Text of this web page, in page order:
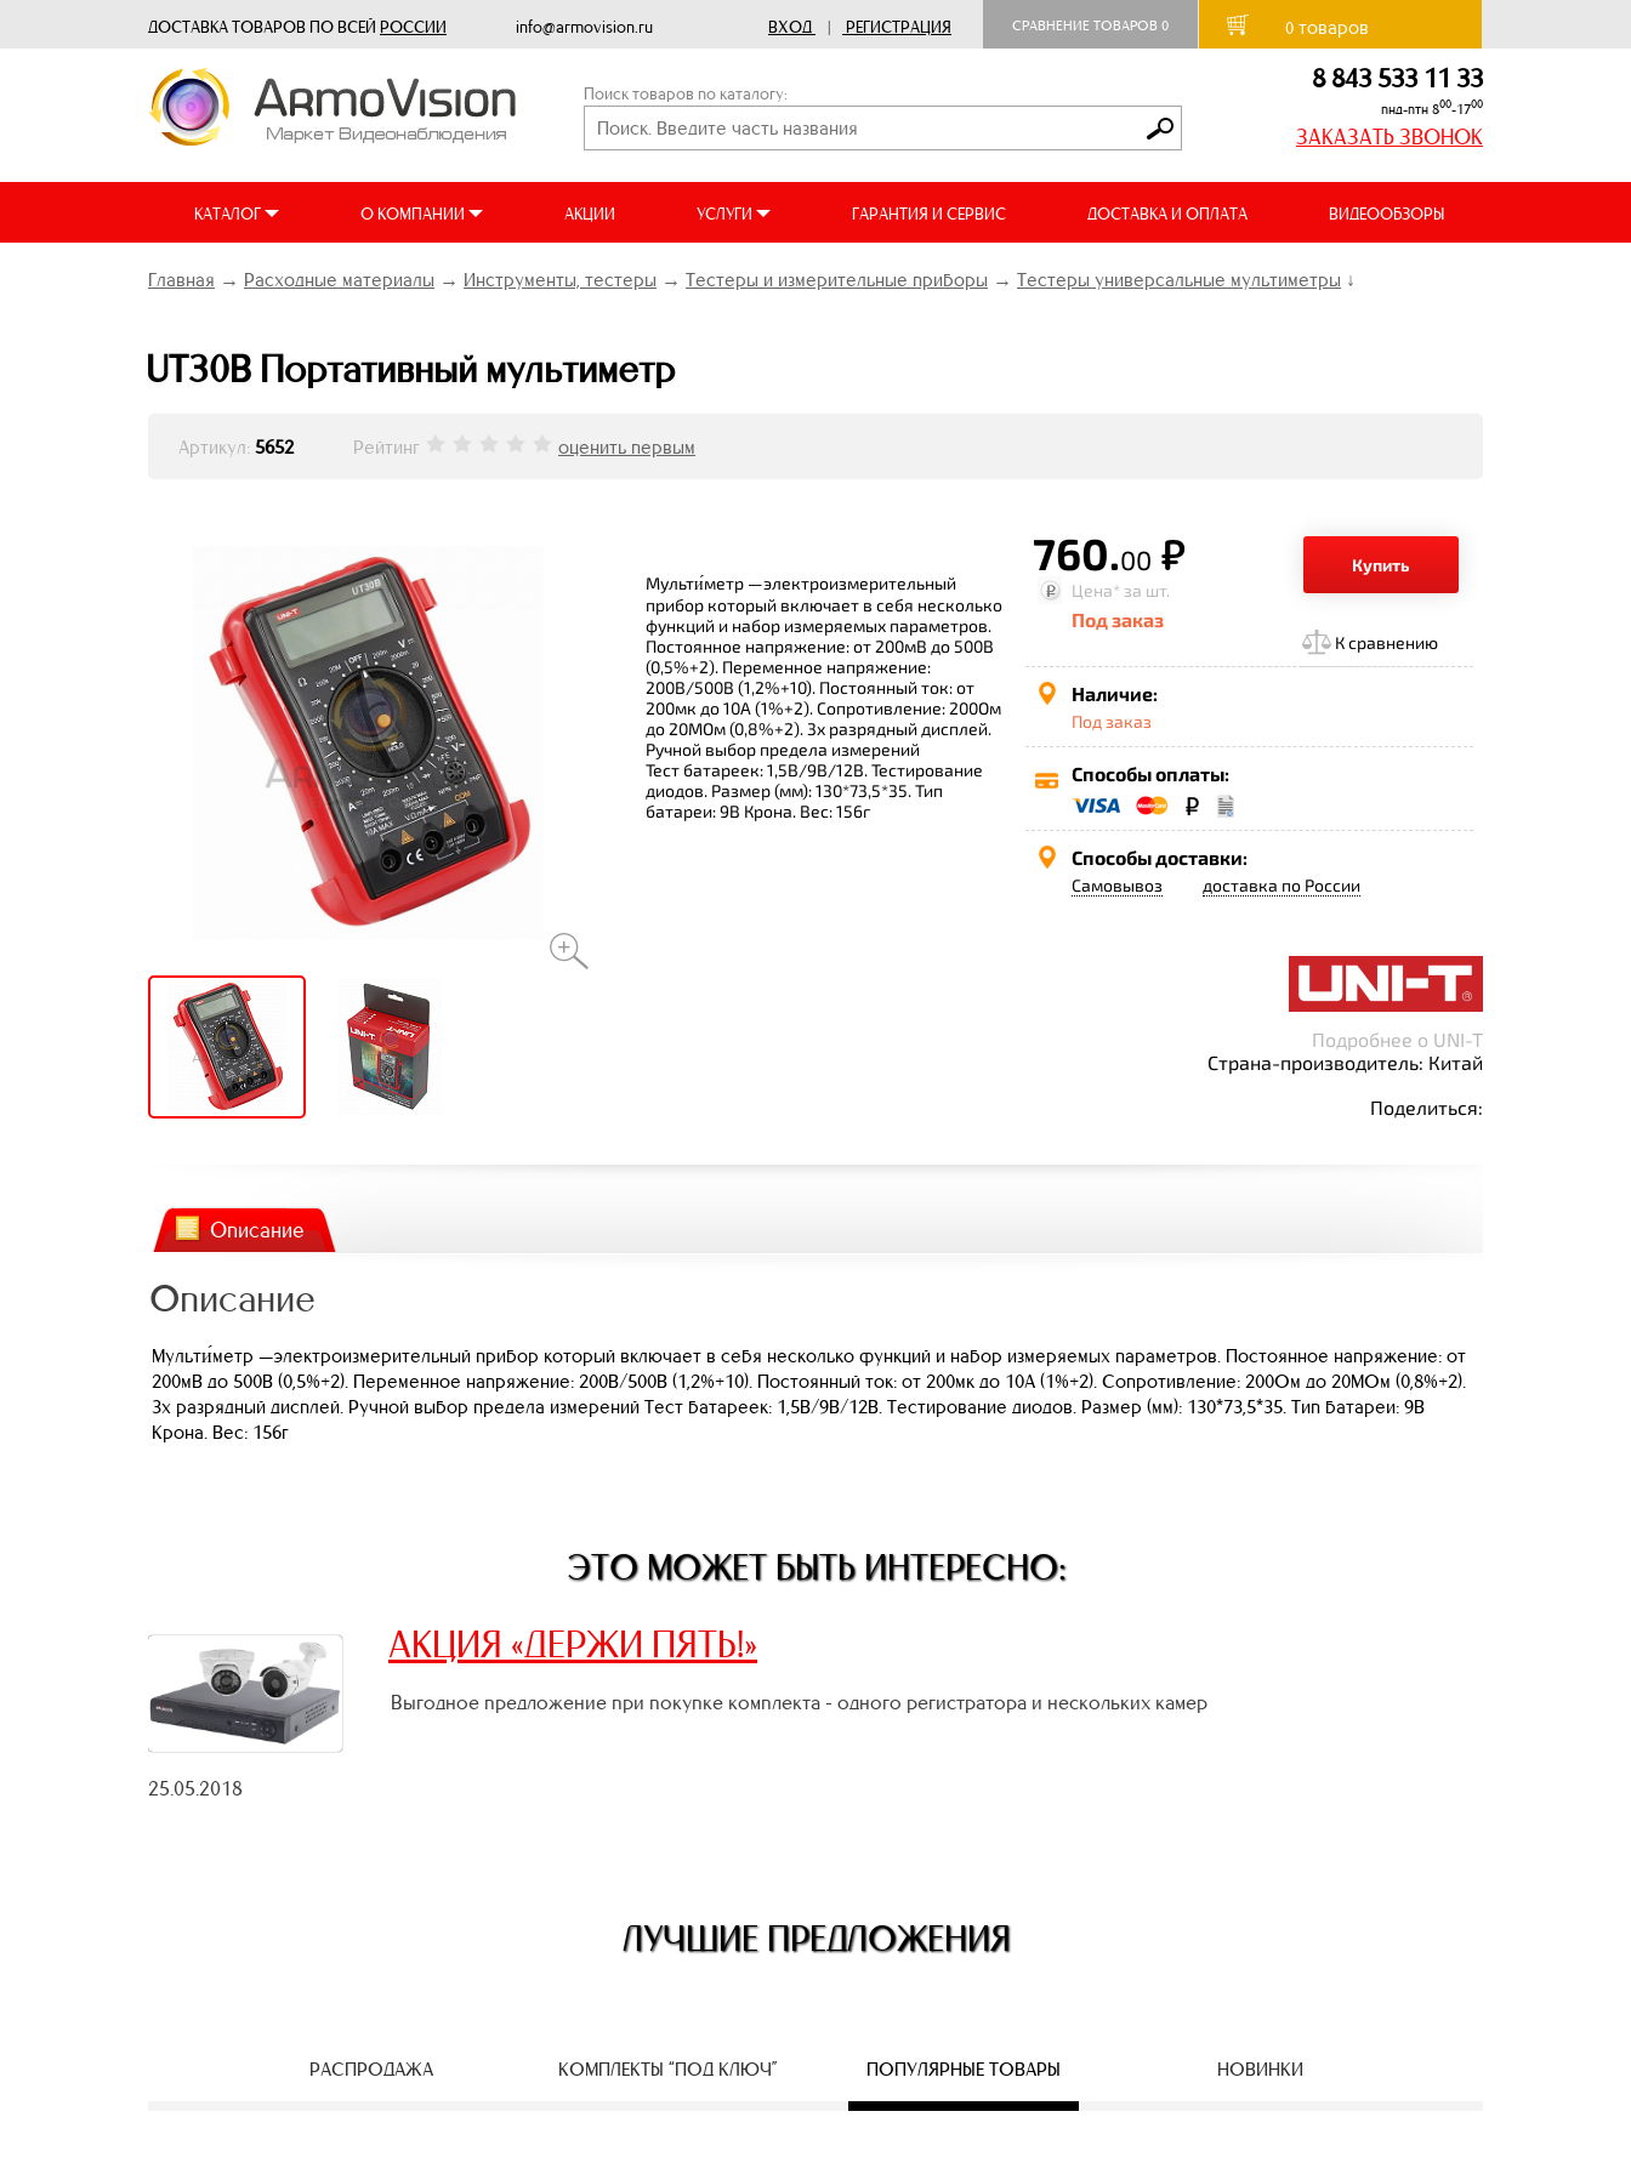
ДОСТАВКА ТОВАРОВ ПО ВСЕЙ РОССИИ info@armovision.ru ВХОД | РЕГИСТРАЦИЯ СРАВНЕНИЕ ТОВАРОВ 0 0товаров
Поиск товаров по каталогу: 8 843 533 11 33
пнд-птн 800-1700
ЗАКАЗАТЬ ЗВОНОК
КАТАЛОГ О КОМПАНИИ АКЦИИ УСЛУГИ ГАРАНТИЯ И СЕРВИС ДОСТАВКА И ОПЛАТА ВИДЕООБЗОРЫ
Главная → Расходные материалы → Инструменты, тестеры → Тестеры и измерительные приборы → Тестеры универсальные мультиметры ↓
UT30B Портативный мультиметр
Артикул: 5652 Рейтинг оценить первым
Мульти́метр —электроизмерительный
прибор который включает в себя несколько
функций и набор измеряемых параметров.
Постоянное напряжение: от 200мВ до 500В
(0,5%+2). Переменное напряжение:
200В/500В (1,2%+10). Постоянный ток: от
200мк до 10А (1%+2). Сопротивление: 200Ом
до 20МОм (0,8%+2). 3х разрядный дисплей.
Ручной выбор предела измерений
Тест батареек: 1,5В/9В/12В. Тестирование
диодов. Размер (мм): 130*73,5*35. Тип
батареи: 9В Крона. Вес: 156г
760.00 р.
Купить
Цена* за шт.
Под заказ
К сравнению
Наличие:
Под заказ
Способы оплаты:
Способы доставки:
Самовывоз доставка по России
Подробнее о UNI-T
Страна-производитель: Китай
Поделиться:
Описание
Описание
Мульти́метр —электроизмерительный прибор который включает в себя несколько функций и набор измеряемых параметров. Постоянное напряжение: от
200мВ до 500В (0,5%+2). Переменное напряжение: 200В/500В (1,2%+10). Постоянный ток: от 200мк до 10А (1%+2). Сопротивление: 200Ом до 20МОм (0,8%+2).
3х разрядный дисплей. Ручной выбор предела измерений Тест батареек: 1,5В/9В/12В. Тестирование диодов. Размер (мм): 130*73,5*35. Тип батареи: 9В
Крона. Вес: 156г
ЭТО МОЖЕТ БЫТЬ ИНТЕРЕСНО:
25.05.2018
АКЦИЯ «ДЕРЖИ ПЯТЬ!»
Выгодное предложение при покупке комплекта - одного регистратора и нескольких камер
ЛУЧШИЕ ПРЕДЛОЖЕНИЯ
РАСПРОДАЖА КОМПЛЕКТЫ “ПОД КЛЮЧ” ПОПУЛЯРНЫЕ ТОВАРЫ НОВИНКИ